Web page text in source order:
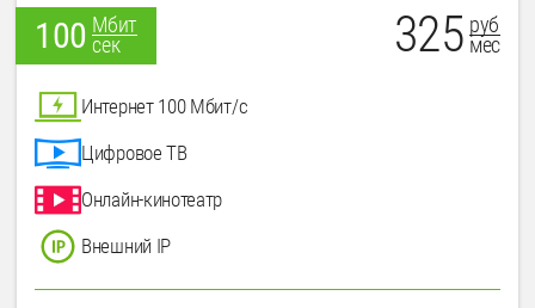
100 Мбит
сек
325 руб
мес
Интернет 100 Мбит/с
Цифровое ТВ
Онлайн-кинотеатр
Внешний IP